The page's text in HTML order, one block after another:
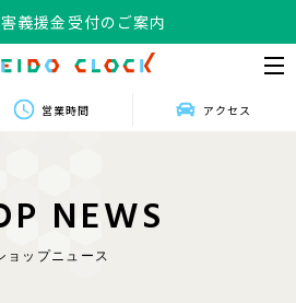
義援金受付のご案内
営業時間 アクセス
P NEWS
ョップニュース